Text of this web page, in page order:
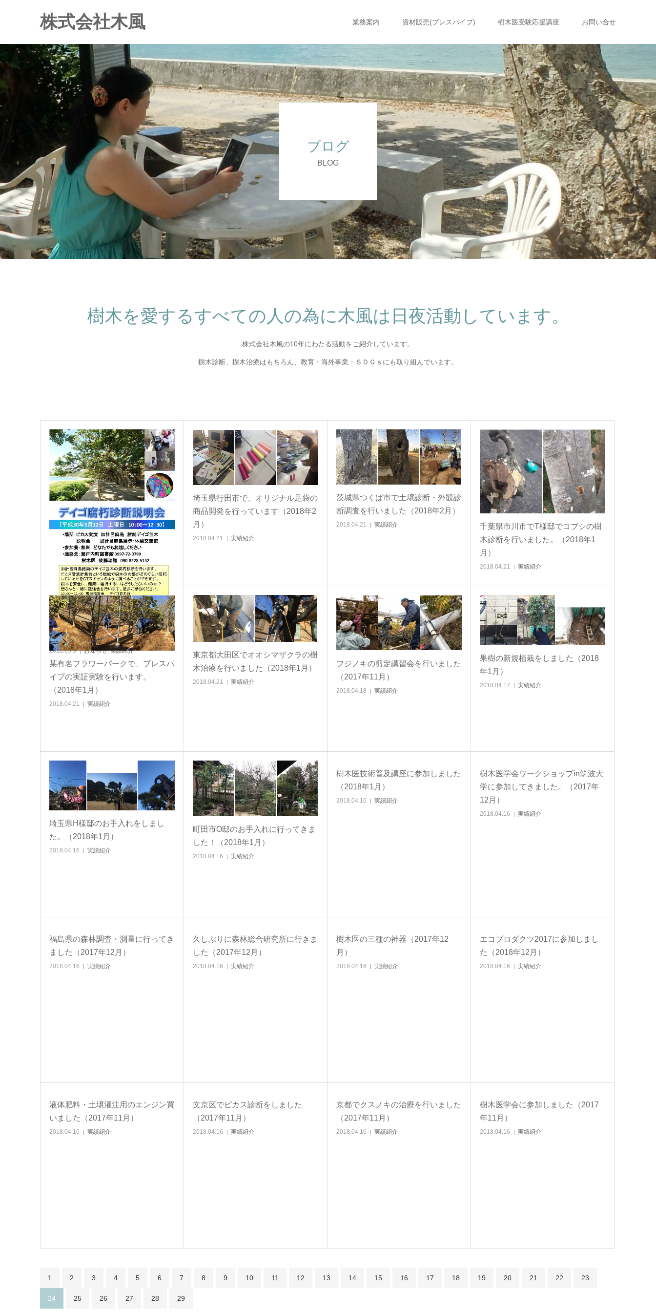
株式会社木風 業務案内 資材販売(ブレスパイプ) 樹木医受験応援講座 お問い合せ
ブログ
BLOG
樹木を愛するすべての人の為に木風は日夜活動しています。
株式会社木風の10年にわたる活動をご紹介しています。
樹木診断、樹木治療はもちろん、教育・海外事業・ＳＤＧｓにも取り組んでいます。
加計呂麻島のデイゴ公開腐朽診断＆
説明の開催のお知らせ
2018.05.5 お知らせ,実績紹介
埼玉県行田市で、オリジナル足袋の
商品開発を行っています（2018年2
月）
2018.04.21 実績紹介
茨城県つくば市で土壌診断・外観診
断調査を行いました（2018年2月）
2018.04.21 実績紹介
千葉県市川市でT様邸でコブシの樹
木診断を行いました。（2018年1
月）
2018.04.21 実績紹介
某有名フラワーパークで、ブレスパ
イプの実証実験を行います。
（2018年1月）
2018.04.21 実績紹介
東京都大田区でオオシマザクラの樹
木治療を行いました（2018年1月）
2018.04.21 実績紹介
フジノキの剪定講習会を行いました
（2017年11月）
2018.04.18 実績紹介
果樹の新規植栽をしました（2018
年1月）
2018.04.17 実績紹介
埼玉県H様邸のお手入れをしまし
た。（2018年1月）
2018.04.16 実績紹介
町田市O邸のお手入れに行ってきま
した！（2018年1月）
2018.04.16 実績紹介
樹木医技術普及講座に参加しました
（2018年1月）
2018.04.16 実績紹介
樹木医学会ワークショップin筑波大
学に参加してきました。（2017年
12月）
2018.04.16 実績紹介
福島県の森林調査・測量に行ってき
ました（2017年12月）
2018.04.16 実績紹介
久しぶりに森林総合研究所に行きま
した（2017年12月）
2018.04.16 実績紹介
樹木医の三種の神器（2017年12
月）
2018.04.16 実績紹介
エコプロダクツ2017に参加しまし
た（2018年12月）
2018.04.16 実績紹介
液体肥料・土壌灌注用のエンジン買
いました（2017年11月）
2018.04.16 実績紹介
文京区でピカス診断をしました
（2017年11月）
2018.04.16 実績紹介
京都でクスノキの治療を行いました
（2017年11月）
2018.04.16 実績紹介
樹木医学会に参加しました（2017
年11月）
2018.04.16 実績紹介
1 2 3 4 5 6 7 8 9 10 11 12 13 14 15 16 17 18 19 20 21 22 23
24 25 26 27 28 29